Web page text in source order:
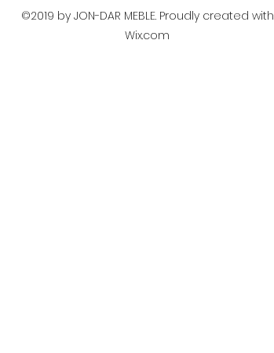
©2019 by JON-DAR MEBLE. Proudly created with
Wix.com